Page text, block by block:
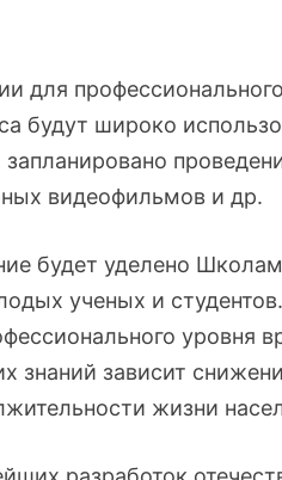
для
будут широко
видеофильмов и др.
будет уделено
ученых и
уровня
знаний зависит
жизни